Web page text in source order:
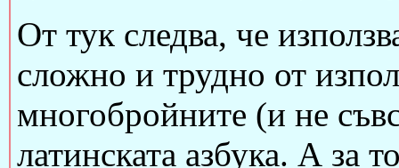
От тук следва, че
сложно и трудно от
многобройните (и не
латинската азбука. А за